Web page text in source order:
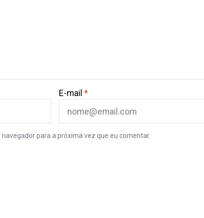
E-mail*
para a próxima vez que eu comentar.